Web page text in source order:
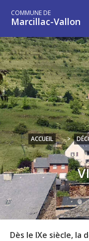
COMMUNE DE
Marcillac-Vallon
ACCUEIL >
Dès le IXe siècle, la